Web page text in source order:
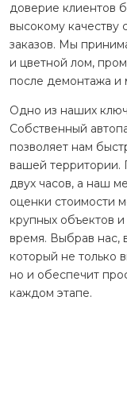
доверие клиентов
высокому
заказов. Мы
и цветной лом,
после демонтажа и
Одно из наших
Собственный
позволяет нам
вашей территории.
двух часов, а наш
оценки стоимости
крупных объектов
время. Выбрав нас,
который не только
но и обеспечит
каждом этапе.